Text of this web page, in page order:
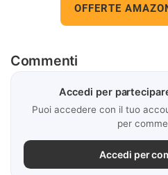
OFFERTE
Commenti
Accedi per
Puoi accedere con il tuo
per
Accedi per